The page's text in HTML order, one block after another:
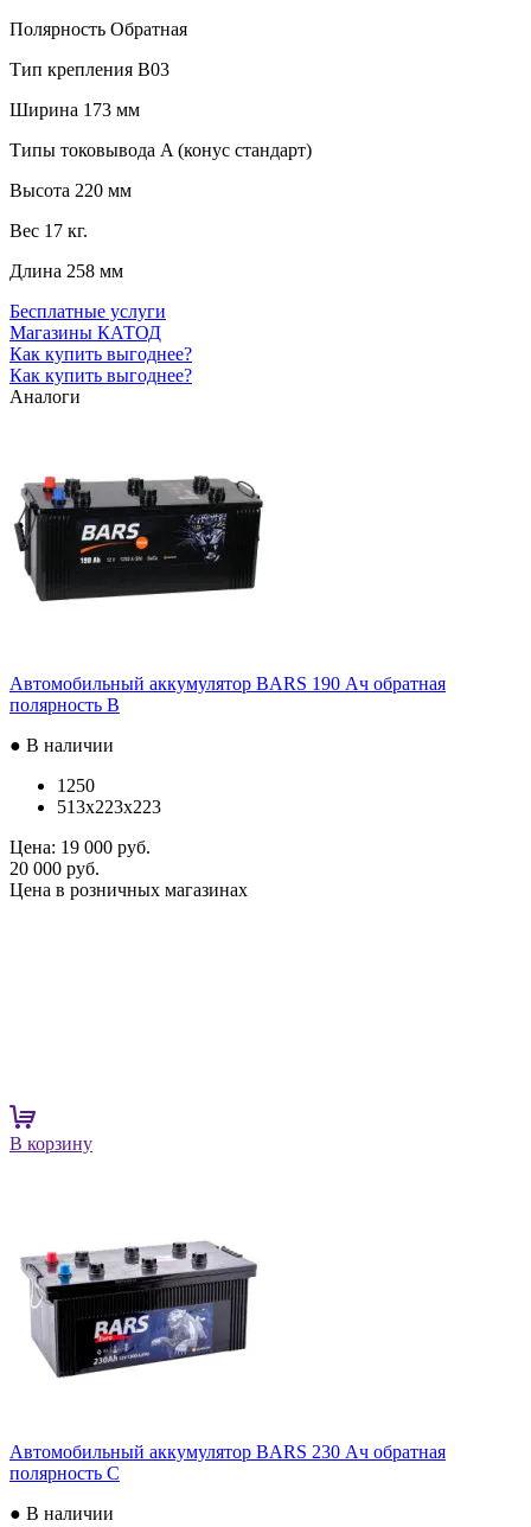
Полярность Обратная
Тип крепления B03
Ширина 173 мм
Типы токовывода A (конус стандарт)
Высота 220 мм
Вес 17 кг.
Длина 258 мм
Бесплатные услуги
Магазины КАТОД
Как купить выгоднее?
Как купить выгоднее?
Аналоги
Автомобильный аккумулятор BARS 190 Ач обратная
полярность B
● В наличии
1250
513x223x223
Цена: 19 000 руб.
20 000 руб.
Цена в розничных магазинах
В корзину
Автомобильный аккумулятор BARS 230 Ач обратная
полярность C
● В наличии